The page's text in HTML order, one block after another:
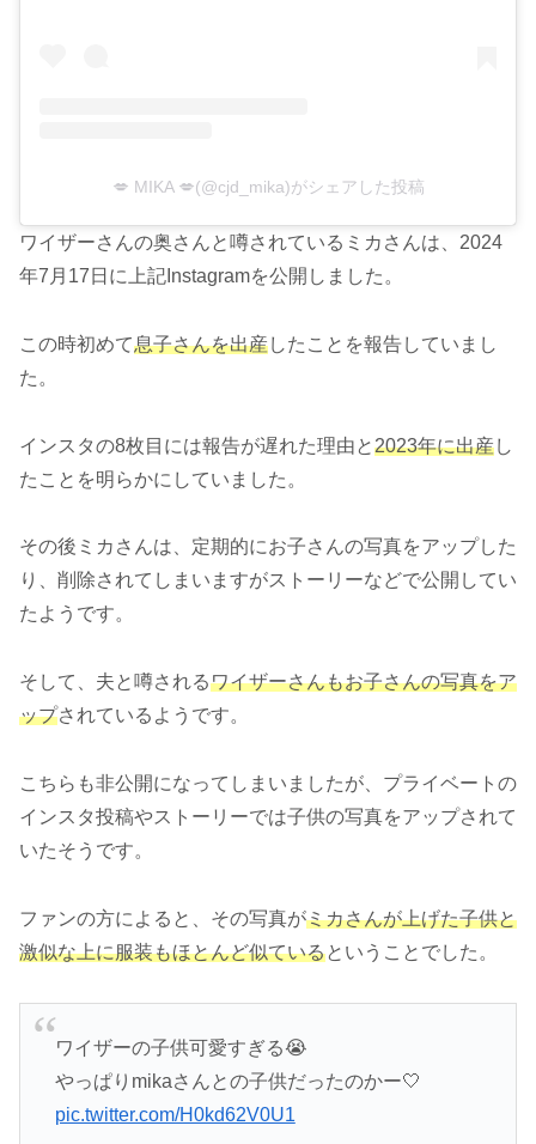
💋 MIKA 💋(@cjd_mika)がシェアした投稿
ワイザーさんの奥さんと噂されているミカさんは、2024
年7月17日に上記Instagramを公開しました。
この時初めて息子さんを出産したことを報告していまし
た。
インスタの8枚目には報告が遅れた理由と2023年に出産し
たことを明らかにしていました。
その後ミカさんは、定期的にお子さんの写真をアップした
り、削除されてしまいますがストーリーなどで公開してい
たようです。
そして、夫と噂されるワイザーさんもお子さんの写真をア
ップされているようです。
こちらも非公開になってしまいましたが、プライベートの
インスタ投稿やストーリーでは子供の写真をアップされて
いたそうです。
ファンの方によると、その写真がミカさんが上げた子供と
激似な上に服装もほとんど似ているということでした。
ワイザーの子供可愛すぎる😭
やっぱりmikaさんとの子供だったのかー🤍
pic.twitter.com/H0kd62V0U1